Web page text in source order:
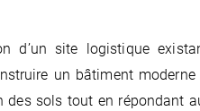
d’un site logistique
un bâtiment moderne
des sols tout en répondant